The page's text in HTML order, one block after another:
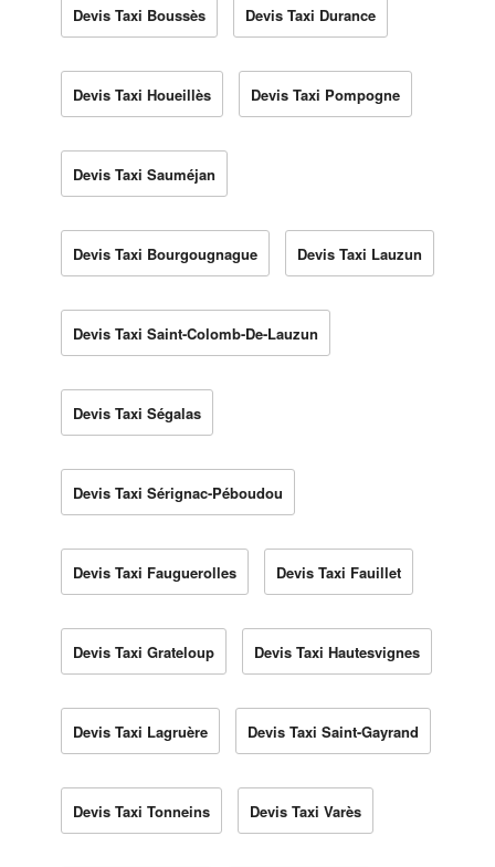
Devis Taxi Boussès Devis Taxi Durance
Devis Taxi Houeillès Devis Taxi Pompogne
Devis Taxi Sauméjan
Devis Taxi Bourgougnague Devis Taxi Lauzun
Devis Taxi Saint-Colomb-De-Lauzun
Devis Taxi Ségalas
Devis Taxi Sérignac-Péboudou
Devis Taxi Fauguerolles Devis Taxi Fauillet
Devis Taxi Grateloup Devis Taxi Hautesvignes
Devis Taxi Lagruère Devis Taxi Saint-Gayrand
Devis Taxi Tonneins Devis Taxi Varès